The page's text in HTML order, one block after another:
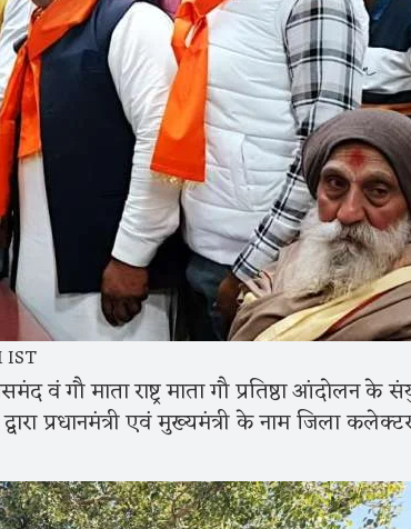
IST
वं गौ माता राष्ट्र माता गौ प्रतिष्ठा आंदोलन के
प्रधानमंत्री एवं मुख्यमंत्री के नाम जिला